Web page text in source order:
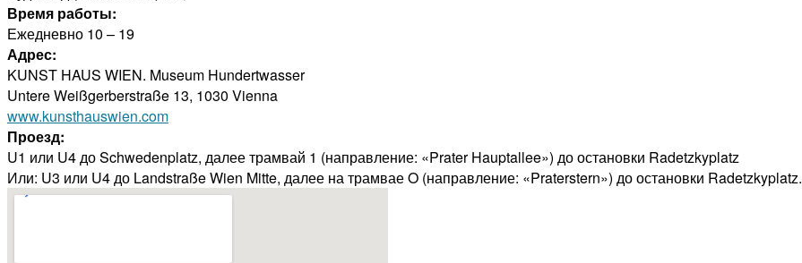
Время работы:
Ежедневно 10 – 19
Адрес:
KUNST HAUS WIEN. Museum Hundertwasser
Untere Weißgerberstraße 13, 1030 Vienna
www.kunsthauswien.com
Проезд:
U1 или U4 до Schwedenplatz, далее трамвай 1 (направление: «Prater Hauptallee») до остановки Radetzkyplatz
Или: U3 или U4 до Landstraße Wien Mitte, далее на трамвае O (направление: «Praterstern») до остановки Radetzkyplatz.